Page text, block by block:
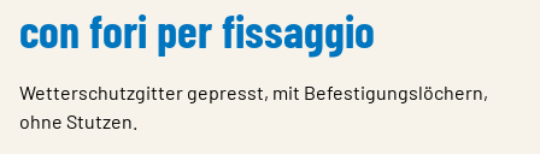
Su Tecnovent
Download
con fori per fissaggio
Wetterschutzgitter gepresst, mit Befestigungslöchern,
ohne Stutzen.